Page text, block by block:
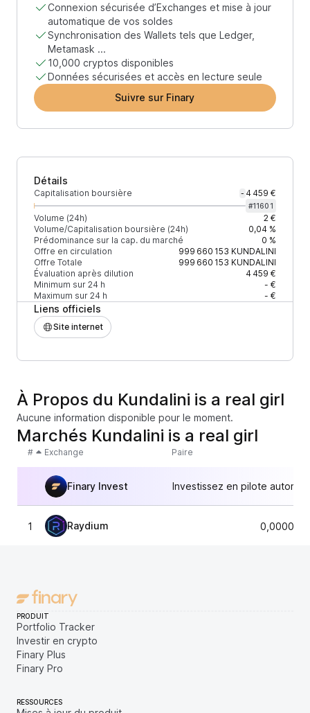
Connexion sécurisée d’Exchanges et mise à jour
automatique de vos soldes
Synchronisation des Wallets tels que Ledger,
Metamask ...
10,000 cryptos disponibles
Données sécurisées et accès en lecture seule
Suivre sur Finary
Détails
Capitalisation boursière - 4 459 €
#11601
Volume (24h)
2 €
Volume/Capitalisation boursière (24h)
0,04 %
Prédominance sur la cap. du marché
0 %
Offre en circulation
999 660 153 KUNDALINI
Offre Totale
999 660 153 KUNDALINI
Évaluation après dilution
4 459 €
Minimum sur 24 h
- €
Maximum sur 24 h
- €
Liens officiels
Site internet
À Propos du Kundalini is a real girl
Aucune information disponible pour le moment.
Marchés Kundalini is a real girl
# Exchange Paire
Finary Invest Investissez en pilote
1 Raydium
PRODUIT
Portfolio Tracker
Investir en crypto
Finary Plus
Finary Pro
RESSOURCES